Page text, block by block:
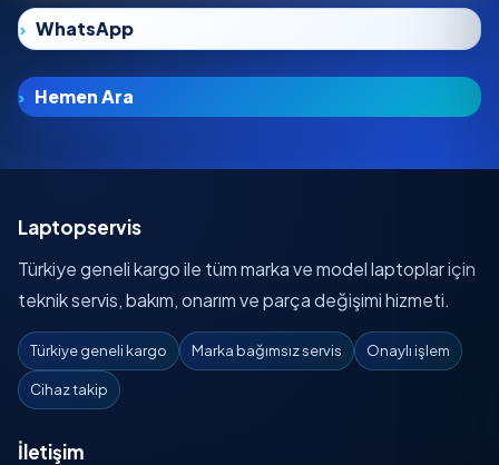
WhatsApp
Hemen Ara
Laptopservis
Türkiye geneli kargo ile tüm marka ve model laptoplar için
teknik servis, bakım, onarım ve parça değişimi hizmeti.
Türkiye geneli kargo Marka bağımsız servis Onaylı işlem
Cihaz takip
İletişim